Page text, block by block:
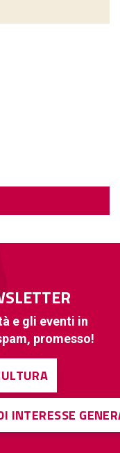
e gli eventi in
promesso!
INTERESSE